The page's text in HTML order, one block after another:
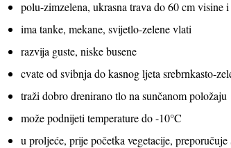
polu-zimzelena, ukrasna trava do 60 cm visine
ima tanke, mekane, svijetlo-zelene vlati
razvija guste, niske busene
cvate od svibnja do kasnog ljeta srebrnkasto-
traži dobro drenirano tlo na sunčanom položaju
može podnijeti temperature do -10°C
u proljeće, prije početka vegetacije,